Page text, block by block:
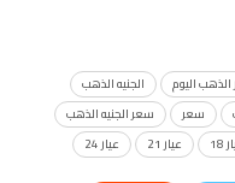
اليوم
الجنيه الذهب
سعر
سعر الجنيه الذهب
عيار 21 عيار 24